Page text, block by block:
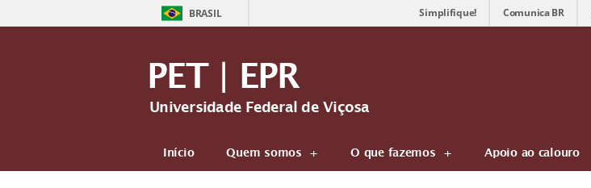
BRASIL Simplifique! Comunica BR
PET | EPR
Universidade Federal de Viçosa
Início Quem somos O que fazemos Apoio ao calouro